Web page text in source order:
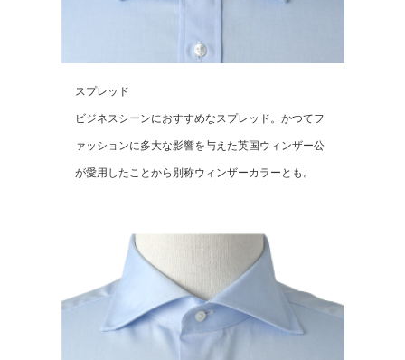
スプレッド
ビジネスシーンにおすすめなスプレッド。かつてフ
ァッションに多大な影響を与えた英国ウィンザー公
が愛用したことから別称ウィンザーカラーとも。